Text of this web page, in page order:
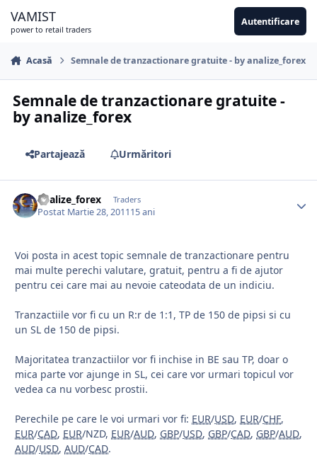
VAMIST
power to retail traders
Autentificare
Acasă Semnale de tranzactionare gratuite - by analize_forex
Semnale de tranzactionare gratuite -
by analize_forex
Partajează Urmăritori
analize_forex Traders
Postat Martie 28, 201115 ani
Voi posta in acest topic semnale de tranzactionare pentru
mai multe perechi valutare, gratuit, pentru a fi de ajutor
pentru cei care mai au nevoie cateodata de un indiciu.
Tranzactiile vor fi cu un R:r de 1:1, TP de 150 de pipsi si cu
un SL de 150 de pipsi.
Majoritatea tranzactiilor vor fi inchise in BE sau TP, doar o
mica parte vor ajunge in SL, cei care vor urmari topicul vor
vedea ca nu vorbesc prostii.
Perechile pe care le voi urmari vor fi: EUR/USD, EUR/CHF,
EUR/CAD, EUR/NZD, EUR/AUD, GBP/USD, GBP/CAD, GBP/AUD,
AUD/USD, AUD/CAD.